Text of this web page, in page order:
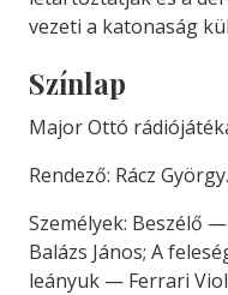
vezeti a katonaság
Színlap
Major Ottó
Rendező: Rácz György.
Személyek: Beszélő
Balázs János; A
leányuk — Ferrari